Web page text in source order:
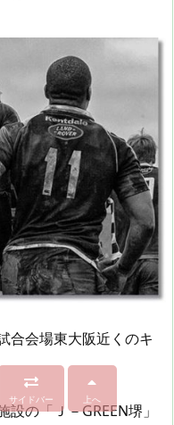
合会場東大阪近くのキ
の「Ｊ－GREEN堺」
サイドバー 上へ